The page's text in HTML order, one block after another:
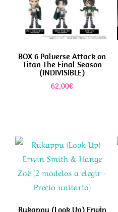
BOX 6 Palverse Attack on
Titan The Final Season
(INDIVISIBLE)
62,00€
Rukappu (Look Up) Erwin